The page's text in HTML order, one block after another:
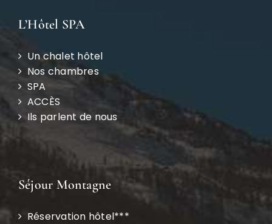
L’Hôtel SPA
Un chalet hôtel
Nos chambres
SPA
ACCÈS
Ils parlent de nous
Séjour Montagne
Réservation hôtel***